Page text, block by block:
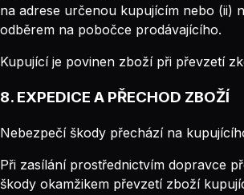
na adrese určenou kupujícím nebo (ii)
odběrem na pobočce prodávajícího.
Kupující je povinen zboží při převzetí
8. EXPEDICE A PŘECHOD ZBOŽÍ
Nebezpečí škody přechází na
Při zasílání prostřednictvím dopravce
škody okamžikem převzetí zboží